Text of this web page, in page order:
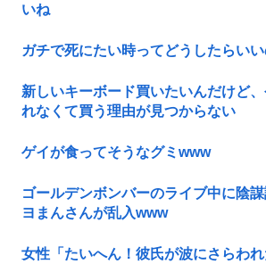
いね
ガチで死にたい時ってどうしたらいい
新しいキーボード買いたいんだけど
れなくて買う理由が見つからない
ゲイが食ってそうなグミwww
ゴールデンボンバーのライブ中に陰
ヨまんさんが乱入www
女性「たいへん！彼氏が波にさらわ